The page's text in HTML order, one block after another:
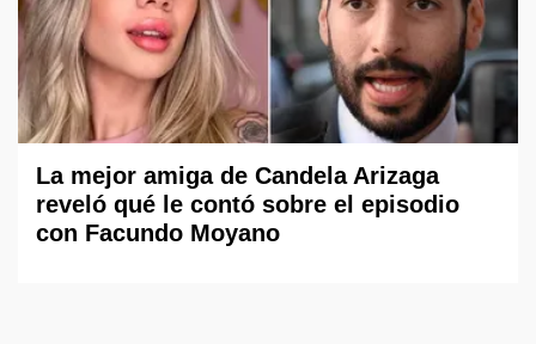
La mejor amiga de Candela Arizaga
reveló qué le contó sobre el episodio
con Facundo Moyano